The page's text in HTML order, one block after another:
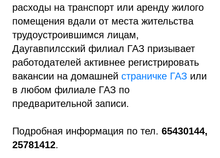
расходы на транспорт или аренду жилого
помещения вдали от места жительства
трудоустроившимся лицам,
Даугавпилсский филиал ГАЗ призывает
работодателей активнее регистрировать
вакансии на домашней страничке ГАЗ или
в любом филиале ГАЗ по
предварительной записи.
Подробная информация по тел. 65430144,
25781412.